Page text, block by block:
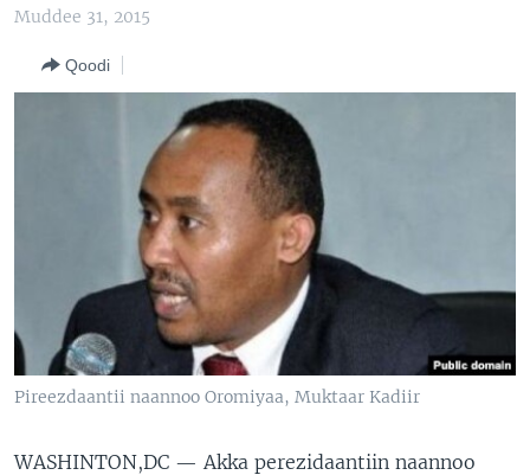
barbaadduutti
Muddee 31, 2015
Qoodi
Pireezdaantii naannoo Oromiyaa, Muktaar Kadiir
WASHINTON,DC — Akka perezidaantiin naannoo